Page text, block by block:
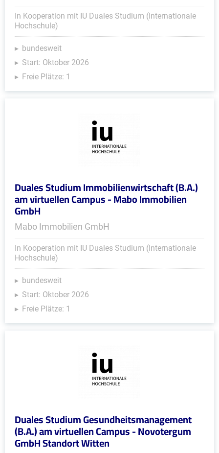
In Kooperation mit IU Duales Studium (Internationale
Hochschule)
bundesweit
Start: Oktober 2026
Freie Plätze: 1
Duales Studium Immobilienwirtschaft (B.A.)
am virtuellen Campus - Mabo Immobilien
GmbH
Mabo Immobilien GmbH
In Kooperation mit IU Duales Studium (Internationale
Hochschule)
bundesweit
Start: Oktober 2026
Freie Plätze: 1
Duales Studium Gesundheitsmanagement
(B.A.) am virtuellen Campus - Novotergum
GmbH Standort Witten